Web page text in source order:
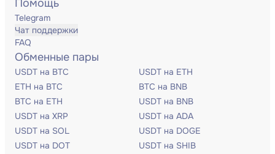
Помощь
Telegram
Чат поддержки
FAQ
Обменные пары
USDT на BTC
USDT на ETH
ETH на BTC
BTC на BNB
BTC на ETH
USDT на BNB
USDT на XRP
USDT на ADA
USDT на SOL
USDT на DOGE
USDT на DOT
USDT на SHIB